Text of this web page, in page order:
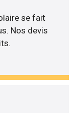
se fait
Nos devis